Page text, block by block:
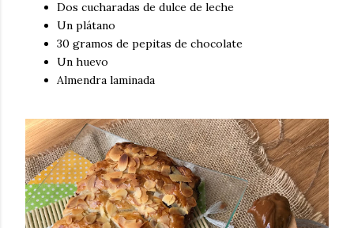
Dos cucharadas de dulce de leche
Un plátano
30 gramos de pepitas de chocolate
Un huevo
Almendra laminada